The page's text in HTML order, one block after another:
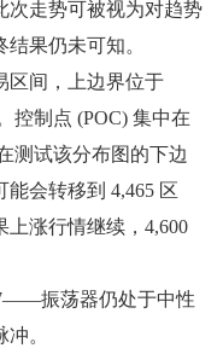
走势可被视为对趋势
果仍未可知。
区间，上边界位于
控制点 (POC) 集中在
测试该分布图的下边
会转移到 4,465 区
涨行情继续，4,600
振荡器仍处于中性
。